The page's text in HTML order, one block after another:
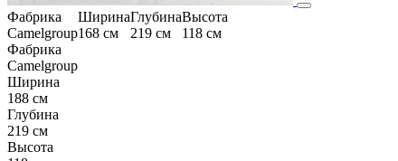
Фабрика
Camelgroup
Ширина
168 см
Глубина
219 см
Высота
118 см
Фабрика
Camelgroup
Ширина
188 см
Глубина
219 см
Высота